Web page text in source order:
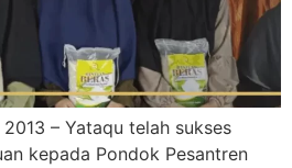
– Yataqu telah sukses
kepada Pondok Pesantren